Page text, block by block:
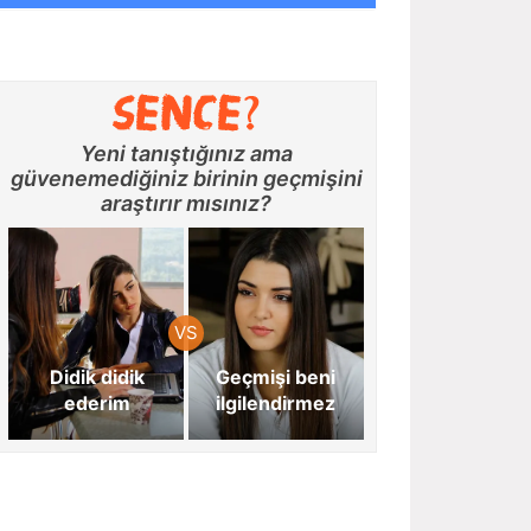
Yeni tanıştığınız ama
güvenemediğiniz birinin geçmişini
araştırır mısınız?
Didik didik
ederim
Geçmişi beni
ilgilendirmez